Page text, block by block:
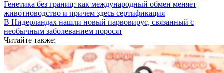
Генетика без границ: как международный обмен меняет
животноводство и причем здесь сертификация
В Нидерландах нашли новый парвовирус, связанный с
необычным заболеванием поросят
Читайте также: